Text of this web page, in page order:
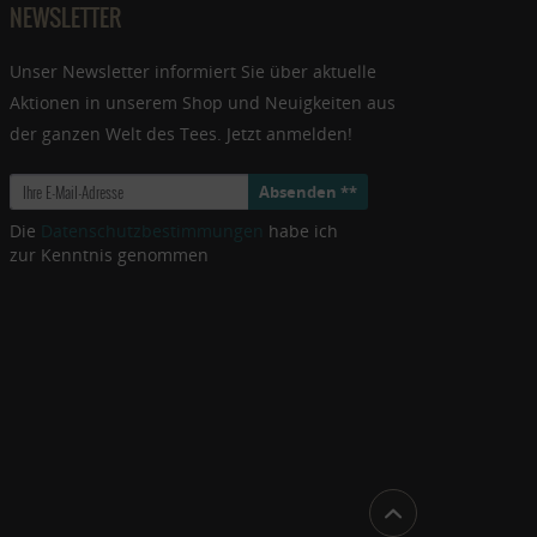
NEWSLETTER
Unser Newsletter informiert Sie über aktuelle
Aktionen in unserem Shop und Neuigkeiten aus
der ganzen Welt des Tees. Jetzt anmelden!
Absenden **
Die
habe ich
zur Kenntnis genommen